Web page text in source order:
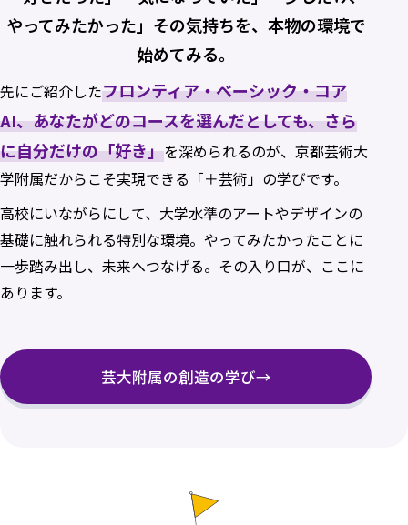
やってみたかった」その気持ちを、本物の環境で
始めてみる。
先にご紹介したフロンティア・ベーシック・コア
AI、あなたがどのコースを選んだとしても、さら
に自分だけの「好き」を深められるのが、京都芸術大
学附属だからこそ実現できる「＋芸術」の学びです。
高校にいながらにして、大学水準のアートやデザインの
基礎に触れられる特別な環境。やってみたかったことに
一歩踏み出し、未来へつなげる。その入り口が、ここに
あります。
芸大附属の創造の学び→